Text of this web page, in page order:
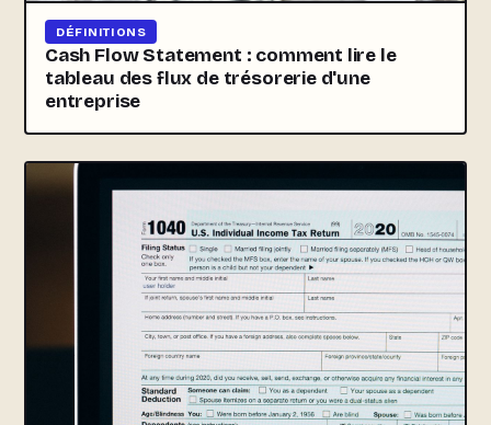
DÉFINITIONS
Cash Flow Statement : comment lire le
tableau des flux de trésorerie d'une
entreprise